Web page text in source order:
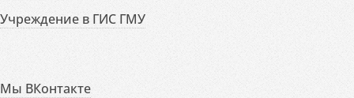
Учреждение в ГИС ГМУ
Мы ВКонтакте